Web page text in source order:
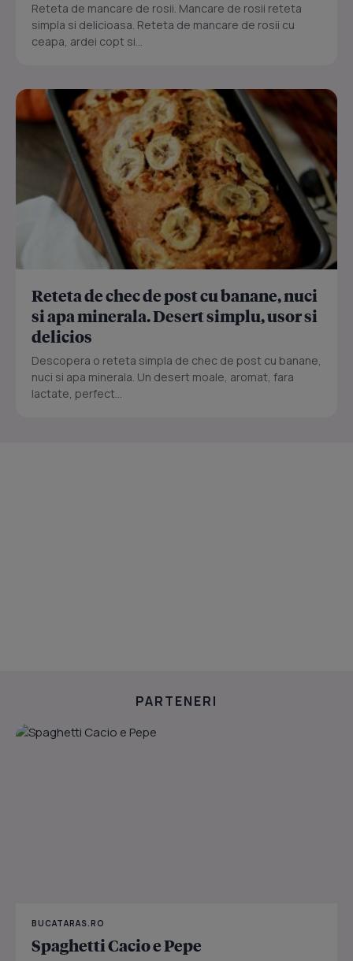
Reteta de mancare de rosii. Mancare de rosii reteta
simpla si delicioasa. Reteta de mancare de rosii cu
ceapa, ardei copt si...
Reteta de chec de post cu banane, nuci
si apa minerala. Desert simplu, usor si
delicios
Descopera o reteta simpla de chec de post cu banane,
nuci si apa minerala. Un desert moale, aromat, fara
lactate, perfect...
PARTENERI
BUCATARAS.RO
Spaghetti Cacio e Pepe